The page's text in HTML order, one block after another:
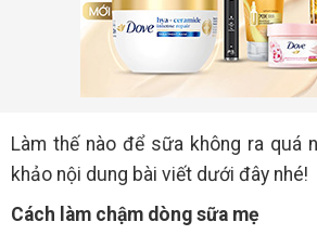
Làm thế nào để sữa không ra quá
khảo nội dung bài viết dưới đây nhé!
Cách làm chậm dòng sữa mẹ